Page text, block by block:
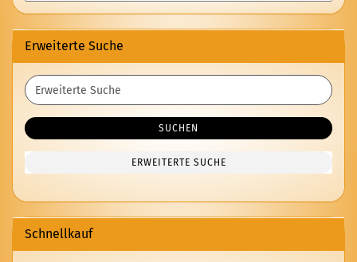
Erweiterte Suche
Erweiterte
Suche
SUCHEN
ERWEITERTE SUCHE
Schnellkauf